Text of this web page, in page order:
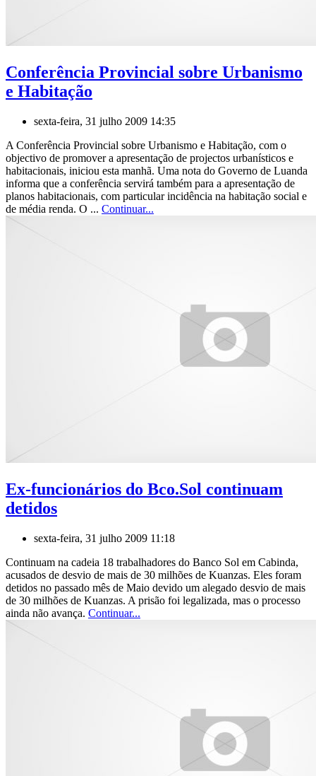
Conferência Provincial sobre Urbanismo
e Habitação
sexta-feira, 31 julho 2009 14:35
A Conferência Provincial sobre Urbanismo e Habitação, com o
objectivo de promover a apresentação de projectos urbanísticos e
habitacionais, iniciou esta manhã. Uma nota do Governo de Luanda
informa que a conferência servirá também para a apresentação de
planos habitacionais, com particular incidência na habitação social e
de média renda. O ... Continuar...
Ex-funcionários do Bco.Sol continuam
detidos
sexta-feira, 31 julho 2009 11:18
Continuam na cadeia 18 trabalhadores do Banco Sol em Cabinda,
acusados de desvio de mais de 30 milhões de Kuanzas. Eles foram
detidos no passado mês de Maio devido um alegado desvio de mais
de 30 milhões de Kuanzas. A prisão foi legalizada, mas o processo
ainda não avança. Continuar...